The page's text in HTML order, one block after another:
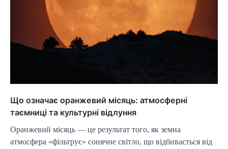
Що означає оранжевий місяць: атмосферні
таємниці та культурні відлуння
Оранжевий місяць — це результат того, як земна
атмосфера «фільтрує» сонячне світло, що відбивається від